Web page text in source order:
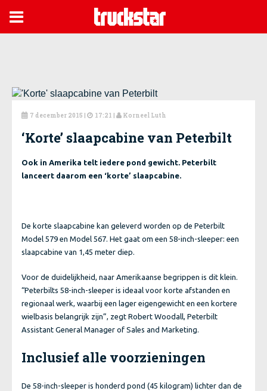

 7 december 2015 |  17:21 |  Korneel Luth
‘Korte’ slaapcabine van Peterbilt
Ook in Amerika telt iedere pond gewicht. Peterbilt
lanceert daarom een ‘korte’ slaapcabine.
De korte slaapcabine kan geleverd worden op de Peterbilt
Model 579 en Model 567. Het gaat om een 58-inch-sleeper: een
slaapcabine van 1,45 meter diep.
Voor de duidelijkheid, naar Amerikaanse begrippen is dit klein.
“Peterbilts 58-inch-sleeper is ideaal voor korte afstanden en
regionaal werk, waarbij een lager eigengewicht en een kortere
wielbasis belangrijk zijn”, zegt Robert Woodall, Peterbilt
Assistant General Manager of Sales and Marketing.
Inclusief alle voorzieningen
De 58-inch-sleeper is honderd pond (45 kilogram) lichter dan de